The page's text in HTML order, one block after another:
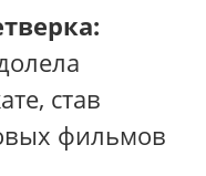
став
фильмов